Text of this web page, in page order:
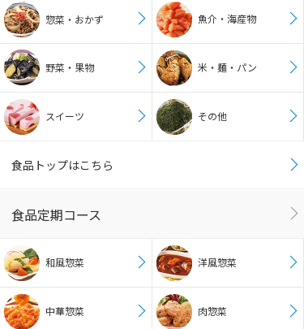
惣菜・おかず 魚介・海産物
野菜・果物 米・麺・パン
スイーツ その他
食品トップはこちら
食品定期コース
和風惣菜 洋風惣菜
中華惣菜 肉惣菜